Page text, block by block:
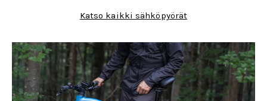
Katso kaikki sähköpyörät